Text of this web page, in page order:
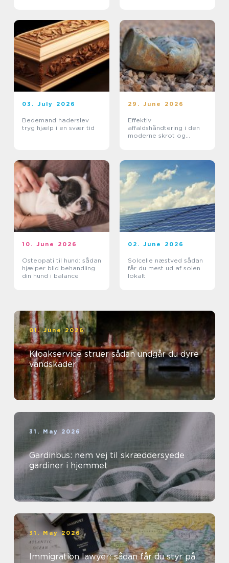
03. July 2026
Bedemand haderslev
tryg hjælp i en svær tid
29. June 2026
Effektiv
affaldshåndtering i den
moderne skrot og
10. June 2026
Osteopati til hund: sådan
hjælper blid behandling
din hund i balance
02. June 2026
Solcelle næstved sådan
får du mest ud af solen
lokalt
01. June 2026
Kloakservice struer sådan undgår du dyre
vandskader
31. May 2026
Gardinbus: nem vej til skræddersyede
gardiner i hjemmet
31. May 2026
Immigration lawyer: sådan får du styr på